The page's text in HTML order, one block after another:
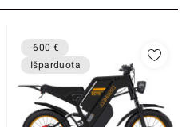
-600 €
Išparduota